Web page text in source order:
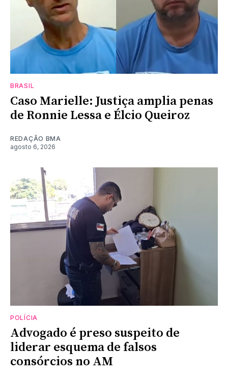
BRASIL
Caso Marielle: Justiça amplia penas
de Ronnie Lessa e Élcio Queiroz
REDAÇÃO BMA
agosto 6, 2026
POLÍCIA
Advogado é preso suspeito de
liderar esquema de falsos
consórcios no AM